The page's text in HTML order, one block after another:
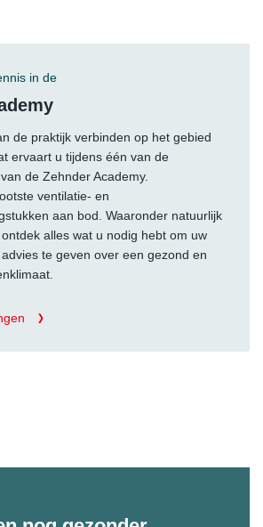
in de
de praktijk verbinden op het gebied
ervaart u tijdens één van de
de Zehnder Academy.
ventilatie- en
aan bod. Waaronder natuurlijk
alles wat u nodig hebt om uw
te geven over een gezond en